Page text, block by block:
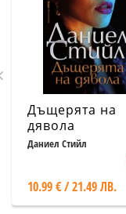
Дъщерята на
дявола
Даниел Стийл
10.99 € / 21.49 ЛВ.